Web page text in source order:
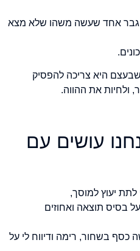
גבר אחד שעשה משהו שלא מצא
היא צריכה להפסיק
ולחיות את ההווה.
עושים עם
לתת יעוץ למוסך,
בסיס תוצאה ואחוזים
כסף בשחור, רימה ודיווח לי על